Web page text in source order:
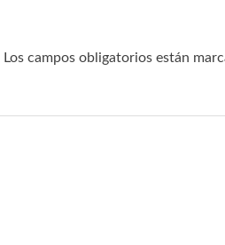
Los campos obligatorios están